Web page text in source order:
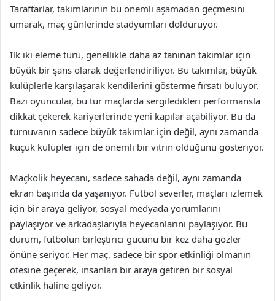
Taraftarlar, takımlarının bu önemli aşamadan geçmesini
umarak, maç günlerinde stadyumları dolduruyor.
İlk iki eleme turu, genellikle daha az tanınan takımlar için
büyük bir şans olarak değerlendiriliyor. Bu takımlar, büyük
kulüplerle karşılaşarak kendilerini gösterme fırsatı buluyor.
Bazı oyuncular, bu tür maçlarda sergiledikleri performansla
dikkat çekerek kariyerlerinde yeni kapılar açabiliyor. Bu da
turnuvanın sadece büyük takımlar için değil, aynı zamanda
küçük kulüpler için de önemli bir vitrin olduğunu gösteriyor.
Maçkolik heyecanı, sadece sahada değil, aynı zamanda
ekran başında da yaşanıyor. Futbol severler, maçları izlemek
için bir araya geliyor, sosyal medyada yorumlarını
paylaşıyor ve arkadaşlarıyla heyecanlarını paylaşıyor. Bu
durum, futbolun birleştirici gücünü bir kez daha gözler
önüne seriyor. Her maç, sadece bir spor etkinliği olmanın
ötesine geçerek, insanları bir araya getiren bir sosyal
etkinlik haline geliyor.